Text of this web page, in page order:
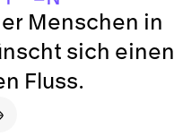
Menschen in
sich einen
Fluss.